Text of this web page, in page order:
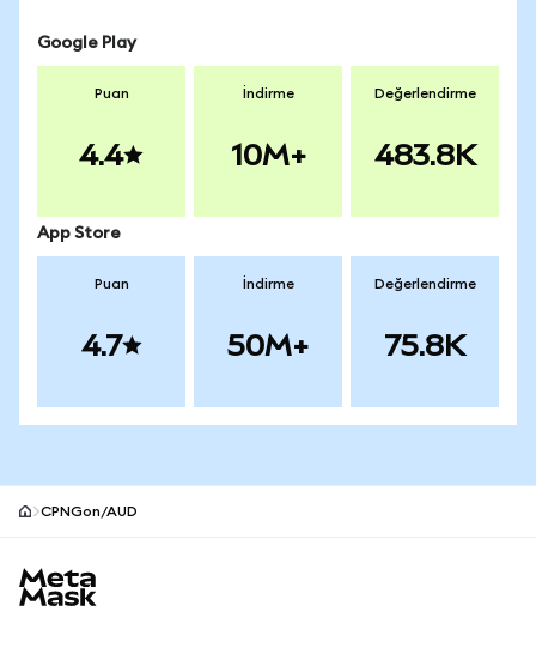
Google Play
Puan
4.4
İndirme
10M+
Değerlendirme
483.8K
App Store
Puan
4.7
İndirme
50M+
Değerlendirme
75.8K
CPNGon/AUD